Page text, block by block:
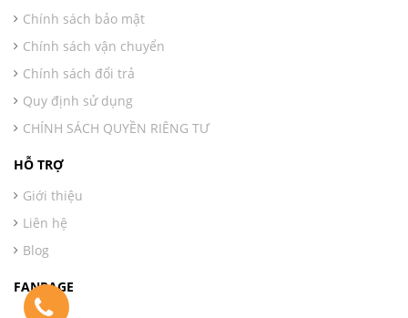
Chính sách bảo mật
Chính sách vận chuyển
Chính sách đổi trả
Quy định sử dụng
CHÍNH SÁCH QUYỀN RIÊNG TƯ
HỖ TRỢ
Giới thiệu
Liên hệ
Blog
FANPAGE